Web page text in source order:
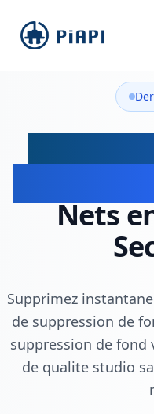
piapi
Nets
Supprimez
de suppression de
suppression de fond
de qualite studio